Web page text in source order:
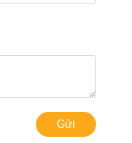
Gửi